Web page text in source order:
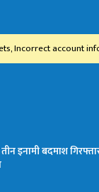
Incorrect account
इनामी बदमाश